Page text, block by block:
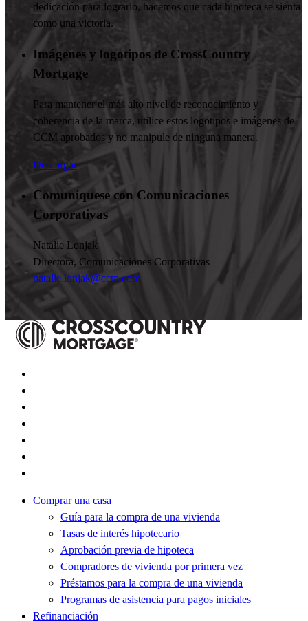
dedicación para lograrlo, hacemos que cada hipoteca se sienta
como una victoria.
Imágenes y logotipos de CrossCountry
Mortgage
Para mantener el más alto nivel de reconocimiento y
coherencia de la marca, utilice estos logotipos e imágenes de
CCM aprobados y no manipule de ninguna manera.
Descargar
Comuníquese con Comunicaciones
Corporativas
Natalie Lonjak
Directora, Comunicaciones Corporativas
natalie.lonjak@ccm.com
Comprar una casa
Guía para la compra de una vivienda
Tasas de interés hipotecario
Aprobación previa de hipoteca
Compradores de vivienda por primera vez
Préstamos para la compra de una vivienda
Programas de asistencia para pagos iniciales
Refinanciación